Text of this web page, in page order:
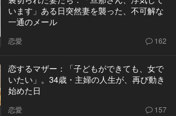
います」ある日突然妻を襲った、不可解な
一通のメール
恋愛 162
恋するマザー：「子どもができても、女で
いたい」。34歳・主婦の人生が、再び動き
始めた日
恋愛 157